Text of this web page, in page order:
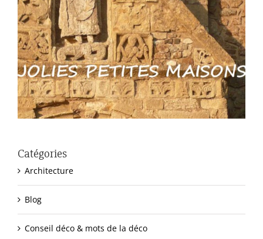
Catégories
Architecture
Blog
Conseil déco & mots de la déco